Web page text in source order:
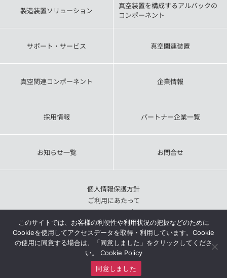
製造装置ソリューション
真空装置を構成するアルバックの
コンポーネント
サポート・サービス 真空関連装置
真空関連コンポーネント 企業情報
採用情報 パートナー企業一覧
お知らせ一覧 お問合せ
個人情報保護方針
ご利用にあたって
サイトマップ
このサイトでは、お客様の利便性や利用状況の把握などのために
Cookieを使用してアクセスデータを取得・利用しています。Cookie
の使用に同意する場合は、「同意しました」をクリックしてくださ
い。 Cookie Policy
同意しました
2026 ULVAC EQUIPMENT SALES, Inc. All Rights Reserved.